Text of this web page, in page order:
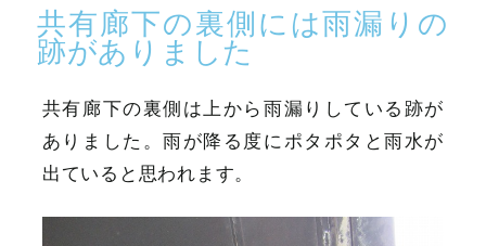
共有廊下の裏側には雨漏りの
跡がありました
共有廊下の裏側は上から雨漏りしている跡が
ありました。雨が降る度にポタポタと雨水が
出ていると思われます。